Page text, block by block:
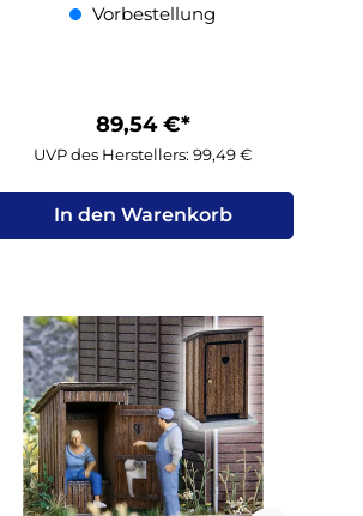
Vorbestellung
89,54 €*
UVP des Herstellers: 99,49 €
In den Warenkorb